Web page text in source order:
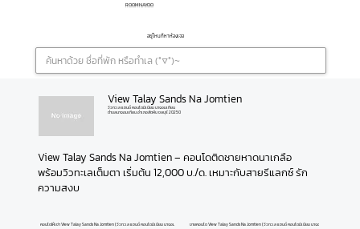
ROOMNAYOO
อยู่ไหนก็หาห้องเจอ
View Talay Sands Na Jomtien
วิวทะเล แซนด์ คอนโดมิเนียม นาจอมเทียน
ตำบลนาจอมเทียน อำเภอสัตหีบ ชลบุรี 20250
View Talay Sands Na Jomtien – คอนโดติดชายหาดนาเกลือ
พร้อมวิวทะเลเต็มตา เริ่มต้น 12,000 บ./ด. เหมาะกับสายรีแลกซ์ รัก
ความสงบ
คอนโดให้เช่า View Talay Sands Na Jomtien (วิวทะเล แซนด์ คอนโดมิเนียม นาจอมเทียน) ขายคอนโด View Talay Sands Na Jomtien (วิวทะเล แซนด์ คอนโดมิเนียม นาจอมเทียน)